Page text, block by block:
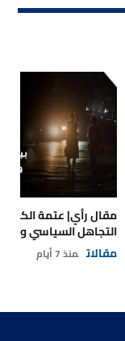
مقال رأي| عتمة
التجاهل السياسي
مقالات منذ 7 أيام